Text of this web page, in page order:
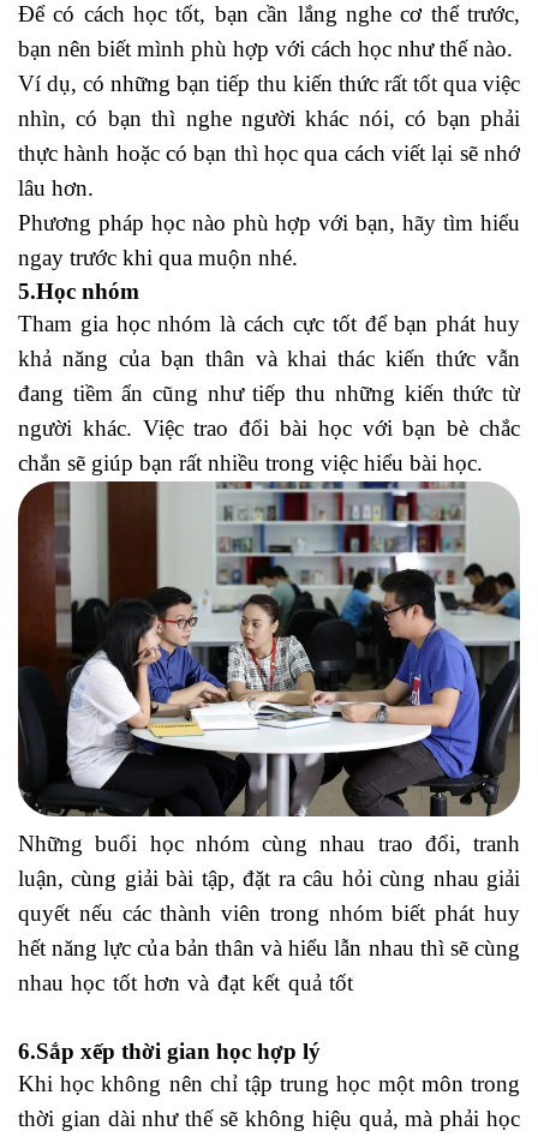
Để có cách học tốt, bạn cần lắng nghe cơ thể trước,
bạn nên biết mình phù hợp với cách học như thế nào.
Ví dụ, có những bạn tiếp thu kiến thức rất tốt qua việc
nhìn, có bạn thì nghe người khác nói, có bạn phải
thực hành hoặc có bạn thì học qua cách viết lại sẽ nhớ
lâu hơn.
Phương pháp học nào phù hợp với bạn, hãy tìm hiểu
ngay trước khi qua muộn nhé.
5.Học nhóm
Tham gia học nhóm là cách cực tốt để bạn phát huy
khả năng của bạn thân và khai thác kiến thức vẫn
đang tiềm ẩn cũng như tiếp thu những kiến thức từ
người khác. Việc trao đổi bài học với bạn bè chắc
chắn sẽ giúp bạn rất nhiều trong việc hiểu bài học.
Những buổi học nhóm cùng nhau trao đổi, tranh
luận, cùng giải bài tập, đặt ra câu hỏi cùng nhau giải
quyết nếu các thành viên trong nhóm biết phát huy
hết năng lực của bản thân và hiểu lẫn nhau thì sẽ cùng
nhau học tốt hơn và đạt kết quả tốt
6.Sắp xếp thời gian học hợp lý
Khi học không nên chỉ tập trung học một môn trong
thời gian dài như thế sẽ không hiệu quả, mà phải học